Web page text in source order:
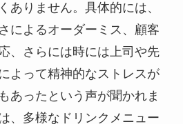
ありません。具体的には、
によるオーダーミス、顧客
、さらには時には上司や先
よって精神的なストレスが
あったという声が聞かれま
、多様なドリンクメニュー